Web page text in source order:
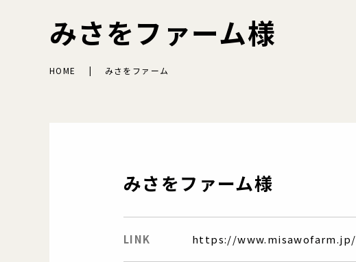
みさをファーム様
HOME みさをファーム
みさをファーム様
LINK https://www.misawofarm.jp/